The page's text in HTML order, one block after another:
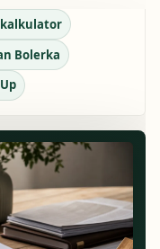
kalkulator
Bolerka